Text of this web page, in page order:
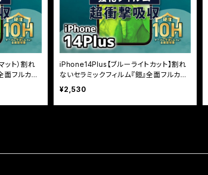
ット）割れ
面フルカバ
iPhone14Plus【ブルーライトカット】割れ
ないセラミックフィルム『鎧』全面フルカバ
ー
¥2,530